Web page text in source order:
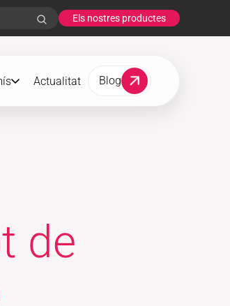
Els nostres productes
Actualitat Blog
de